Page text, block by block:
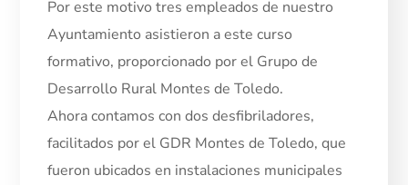
Por este motivo tres empleados de nuestro
Ayuntamiento asistieron a este curso
formativo, proporcionado por el Grupo de
Desarrollo Rural Montes de Toledo.
Ahora contamos con dos desfibriladores,
facilitados por el GDR Montes de Toledo, que
fueron ubicados en instalaciones municipales